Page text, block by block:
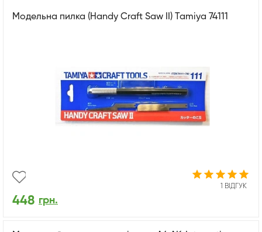
Модельна пилка (Handy Craft Saw II) Tamiya 74111
1 ВІДГУК
448 грн.